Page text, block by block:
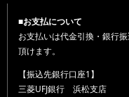
■お支払について
お支払いは代金引換・銀行
頂けます。
【振込先銀行口座1】
三菱UFJ銀行 浜松支店